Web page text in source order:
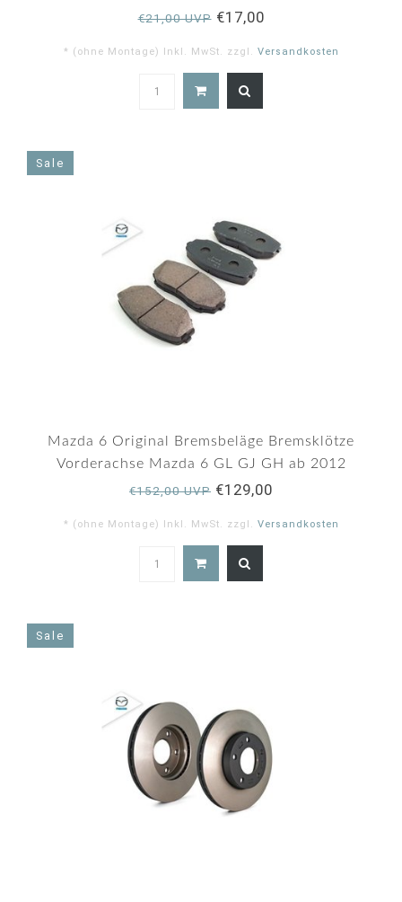
€21,00 UVP€17,00
* (ohne Montage) Inkl. MwSt. zzgl. Versandkosten
Sale
Mazda 6 Original Bremsbeläge Bremsklötze
Vorderachse Mazda 6 GL GJ GH ab 2012
€152,00 UVP €129,00
* (ohne Montage) Inkl. MwSt. zzgl. Versandkosten
Sale